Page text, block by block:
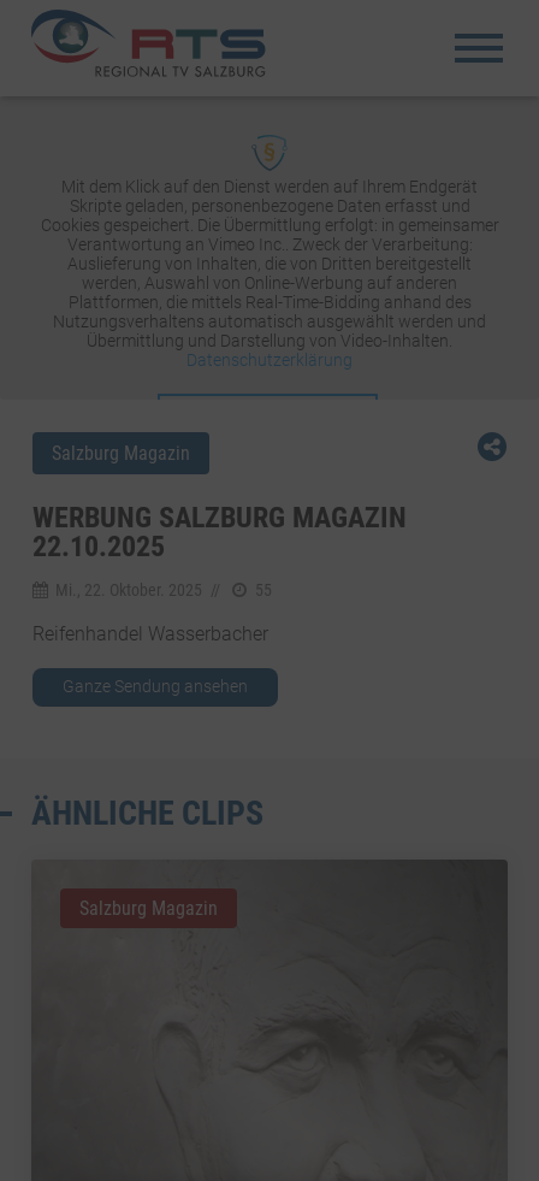
Mit dem Klick auf den Dienst werden auf Ihrem Endgerät
Skripte geladen, personenbezogene Daten erfasst und
Cookies gespeichert. Die Übermittlung erfolgt: in gemeinsamer
Verantwortung an Vimeo Inc.. Zweck der Verarbeitung:
Auslieferung von Inhalten, die von Dritten bereitgestellt
werden, Auswahl von Online-Werbung auf anderen
Plattformen, die mittels Real-Time-Bidding anhand des
Nutzungsverhaltens automatisch ausgewählt werden und
Übermittlung und Darstellung von Video-Inhalten.
Datenschutzerklärung
Salzburg Magazin
WERBUNG SALZBURG MAGAZIN
22.10.2025
Mi., 22. Oktober. 2025 55
Reifenhandel Wasserbacher
Ganze Sendung ansehen
ÄHNLICHE CLIPS
Salzburg Magazin